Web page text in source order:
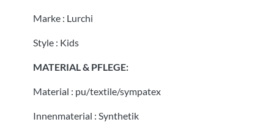
Marke : Lurchi
Style : Kids
MATERIAL & PFLEGE:
Material : pu/textile/sympatex
Innenmaterial : Synthetik